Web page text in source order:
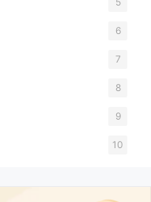
6
7
8
9
10